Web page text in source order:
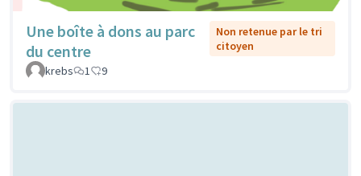
Une boîte à dons au parc
du centre
Non retenue par le tri
citoyen
krebs
1 9